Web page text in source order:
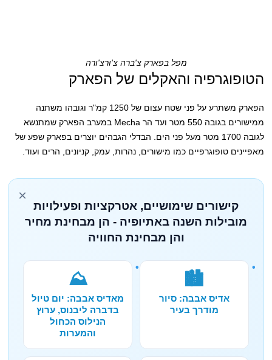
מפל בפארק צ'ברה צ'ורצ'ורה
הטופוגרפיה והאקלים של הפארק
הפארק משתרע על פני שטח עצום של 1250 קמ"ר וגובהו משתנה
ממישורים בגובה 550 מטר ועד הר Mecha במערב הפארק שמתנשא
לגובה 1700 מטר מעל פני הים. הבדלי הגבהים יוצרים בפארק שפע של
מאפיינים טופוגרפיים כמו מישורים, נהרות, עמק, קניונים, הרים ועוד.
×
קישורים שימושיים, אטרקציות ופעילויות
מובילות השנה באתיופיה - הן מבחינת מחיר
והן מבחינת החוויה
🏙️
אדיס אבבה: סיור
מודרך בעיר
⛰️
מאדיס אבבה: יום טיול
בדברה ליבנוס, ערוץ
הנילוס הכחול
והמערות